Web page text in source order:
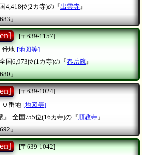
4,418位(2カ寺)の『出雲寺 』
」
[〒639-1157]
番地 [地図等]
全国6,973位(1カ寺)の『春岳院』
」
[〒639-1024]
０番地 [地図等]
全国755位(16カ寺)の『順教寺 』
」
[〒639-1042]